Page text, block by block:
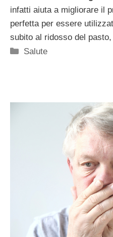
infatti aiuta a migliorare il
perfetta per essere
subito al ridosso del
Categorie
Salute